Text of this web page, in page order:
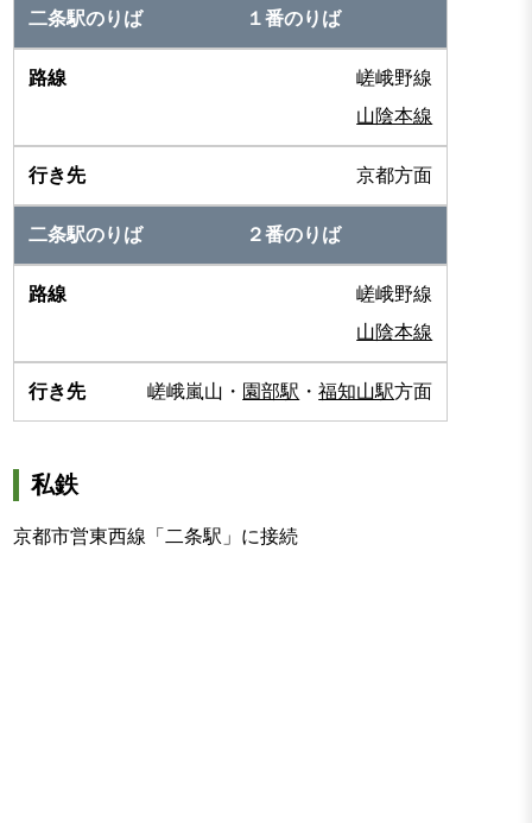
１番のりば
嵯峨野線
山陰本線
京都方面
２番のりば
嵯峨野線
山陰本線
嵯峨嵐山・ 園部駅 ・福知山駅方面
私鉄
京都市営東西線「二条駅」に接続